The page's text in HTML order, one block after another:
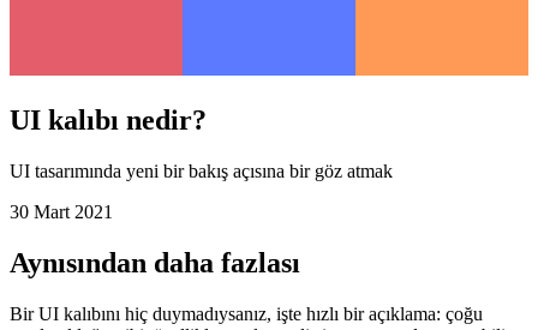
UI kalıbı nedir?
30 Mart 2021